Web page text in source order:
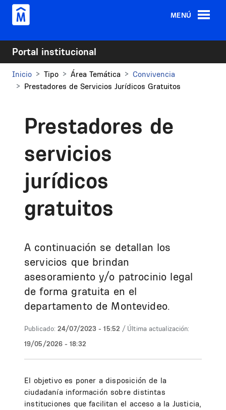
Pasar al contenido principal
MENÚ
Portal institucional
Inicio Tipo Área Temática
Convivencia
Prestadores de Servicios Jurídicos Gratuitos
Prestadores de
servicios
jurídicos
gratuitos
A continuación se detallan los
servicios que brindan
asesoramiento y/o patrocinio legal
de forma gratuita en el
departamento de Montevideo.
Publicado: 24/07/2023 - 15:52 / Última actualización:
19/05/2026 - 18:32
El objetivo es poner a disposición de la
ciudadanía información sobre distintas
instituciones que facilitan el acceso a la Justicia,